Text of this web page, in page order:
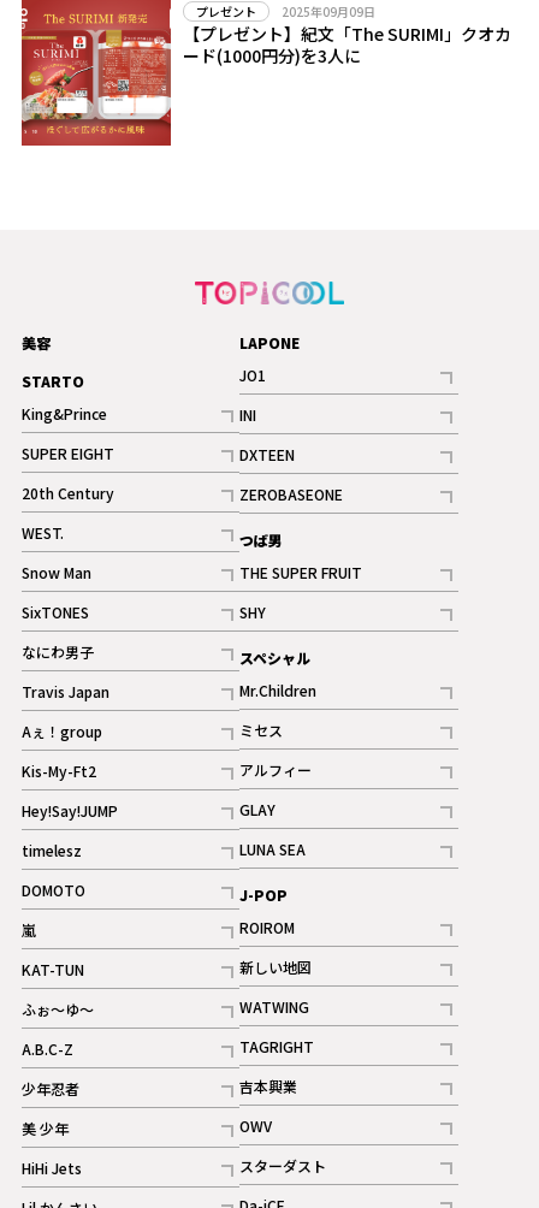
プレゼント 2025年09月09日
【プレゼント】紀文「The SURIMI」クオカ
ード(1000円分)を3人に
美容
STARTO
King&Prince
記事
SUPER EIGHT
記事
20th Century
記事
WEST.
記事
Snow Man
記事
ギャラリー
SixTONES
記事
ギャラリー
なにわ男子
記事
Travis Japan
記事
Aぇ！group
記事
Kis-My-Ft2
記事
ギャラリー
Hey!Say!JUMP
記事
timelesz
記事
DOMOTO
記事
嵐
記事
KAT-TUN
記事
ふぉ～ゆ～
記事
A.B.C-Z
記事
ギャラリー
少年忍者
記事
美 少年
記事
HiHi Jets
記事
LAPONE
JO1
記事
INI
記事
ギャラリー
DXTEEN
記事
ギャラリー
ZEROBASEONE
記事
つば男
THE SUPER FRUIT
記事
SHY
記事
スペシャル
Mr.Children
記事
ミセス
記事
アルフィー
記事
GLAY
記事
LUNA SEA
記事
J-POP
ROIROM
記事
新しい地図
記事
WATWING
記事
TAGRIGHT
記事
吉本興業
記事
OWV
記事
ギャラリー
スターダスト
記事